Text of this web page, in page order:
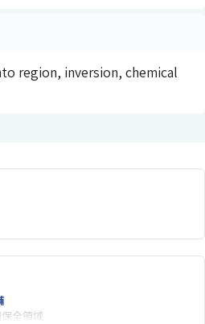
region, inversion, chemical
全領域